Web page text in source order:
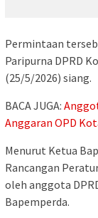
Permintaan
Paripurna DPRD
(25/5/2026) siang.
BACA JUGA:
Anggaran OPD
Menurut Ketua
Rancangan
oleh anggota
Bapemperda.